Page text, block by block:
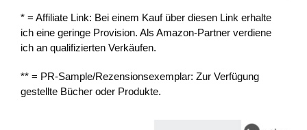
* = Affiliate Link: Bei einem Kauf über diesen Link erhalte
ich eine geringe Provision. Als Amazon-Partner verdiene
ich an qualifizierten Verkäufen.
** = PR-Sample/Rezensionsexemplar: Zur Verfügung
gestellte Bücher oder Produkte.